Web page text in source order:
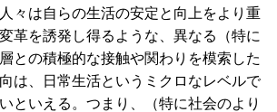
々は自らの生活の安定と向上をより重
革を誘発し得るような、異なる（特に
との積極的な接触や関わりを模索した
は、日常生活というミクロなレベルで
といえる。つまり、（特に社会のより